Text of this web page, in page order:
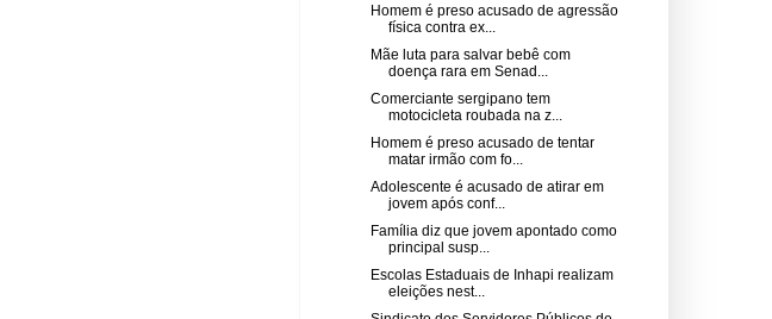
Homem é preso acusado de agressão
física contra ex...
Mãe luta para salvar bebê com
doença rara em Senad...
Comerciante sergipano tem
motocicleta roubada na z...
Homem é preso acusado de tentar
matar irmão com fo...
Adolescente é acusado de atirar em
jovem após conf...
Família diz que jovem apontado como
principal susp...
Escolas Estaduais de Inhapi realizam
eleições nest...